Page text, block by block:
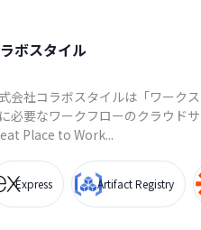
ボスタイル
会社コラボスタイルは「ワーク
必要なワークフローのクラウド
Place to Work...
Express Artifact Registry